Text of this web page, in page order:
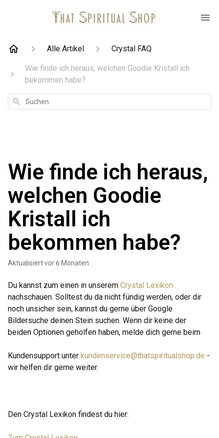
Alle Artikel Crystal FAQ
Wie finde ich heraus, welchen Goodie Kristall ich
bekommen habe?
Suchen
Wie finde ich heraus,
welchen Goodie
Kristall ich
bekommen habe?
Aktualisiertvor 6 Monaten
Du kannst zum einen in unserem Crystal Lexikon
nachschauen. Solltest du da nicht fündig werden, oder dir
noch unsicher sein, kannst du gerne über Google
Bildersuche deinen Stein suchen. Wenn dir keine der
beiden Optionen geholfen haben, melde dich gerne beim
Kundensupport unter kundenservice@thatspiritualshop.de -
wir helfen dir gerne weiter.
Den Crystal Lexikon findest du hier: